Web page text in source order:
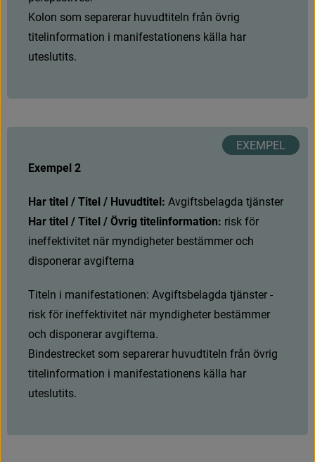
Kolon som separerar huvudtiteln från övrig
titelinformation i manifestationens källa har
uteslutits.
Exempel 2
Har titel / Titel / Huvudtitel: Avgiftsbelagda tjänster
Har titel / Titel / Övrig titelinformation: risk för
ineffektivitet när myndigheter bestämmer och
disponerar avgifterna
Titeln i manifestationen: Avgiftsbelagda tjänster -
risk för ineffektivitet när myndigheter bestämmer
och disponerar avgifterna.
Bindestrecket som separerar huvudtiteln från övrig
titelinformation i manifestationens källa har
uteslutits.